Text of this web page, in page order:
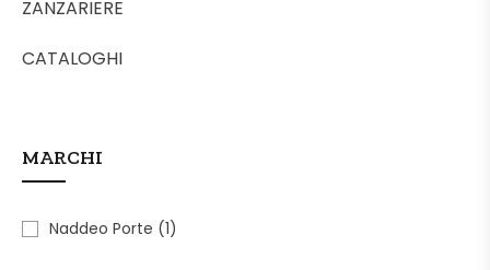
ZANZARIERE
CATALOGHI
MARCHI
Naddeo Porte (1)